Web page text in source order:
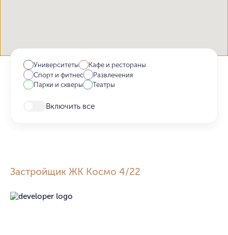
Университеты
Кафе и рестораны
Спорт и фитнес
Развлечения
Парки и скверы
Театры
Включить все
Застройщик ЖК Космо 4/22